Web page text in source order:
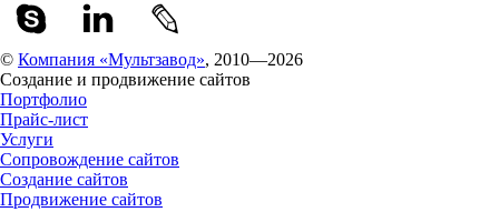
© Компания «Мультзавод», 2010—2026
Создание и продвижение сайтов
Портфолио
Прайс-лист
Услуги
Сопровождение сайтов
Создание сайтов
Продвижение сайтов